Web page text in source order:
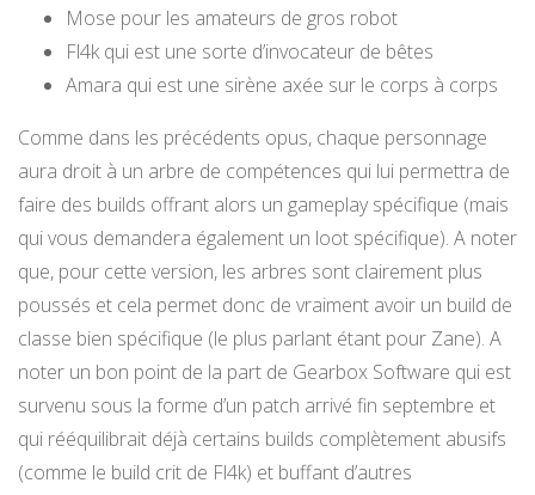
Mose pour les amateurs de gros robot
Fl4k qui est une sorte d’invocateur de bêtes
Amara qui est une sirène axée sur le corps à corps
Comme dans les précédents opus, chaque personnage
aura droit à un arbre de compétences qui lui permettra de
faire des builds offrant alors un gameplay spécifique (mais
qui vous demandera également un loot spécifique). A noter
que, pour cette version, les arbres sont clairement plus
poussés et cela permet donc de vraiment avoir un build de
classe bien spécifique (le plus parlant étant pour Zane). A
noter un bon point de la part de Gearbox Software qui est
survenu sous la forme d’un patch arrivé fin septembre et
qui rééquilibrait déjà certains builds complètement abusifs
(comme le build crit de Fl4k) et buffant d’autres